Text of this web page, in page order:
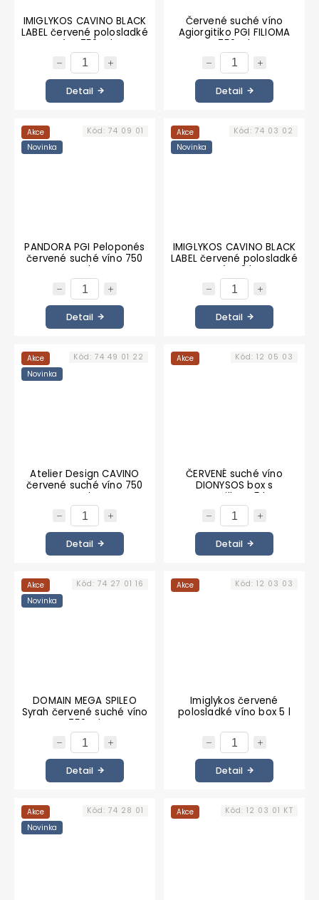
IMIGLYKOS CAVINO BLACK
LABEL červené polosladké
víno 750 ml
Detail
Červené suché víno
Agiorgitiko PGI FILIOMA
750 ml
Detail
Akce
Novinka
PANDORA PGI Peloponés
červené suché víno 750
ml
Detail
Kód: 74 09 01
Akce
Novinka
IMIGLYKOS CAVINO BLACK
LABEL červené polosladké
víno 2 l
Detail
Kód: 74 03 02
Akce
Novinka
Atelier Design CAVINO
červené suché víno 750
ml
Detail
Kód: 74 49 01 22 Akce
ČERVENÉ suché víno
DIONYSOS box s
ventilkem 5 l
Detail
Kód: 12 05 03
Akce
Novinka
DOMAIN MEGA SPILEO
Syrah červené suché víno
750 ml
Detail
Kód: 74 27 01 16 Akce
Imiglykos červené
polosladké víno box 5 l
Detail
Kód: 12 03 03
Akce
Novinka
Kód: 74 28 01 Akce Kód: 12 03 01 KT